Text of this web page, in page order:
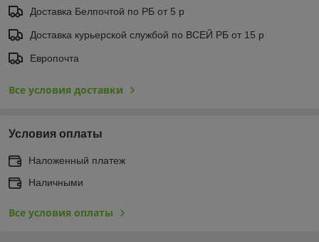
Доставка Белпочтой по РБ от 5 р
Доставка курьерской службой по ВСЕЙ РБ от 15 р
Европочта
Все условия доставки
Условия оплаты
Наложенный платеж
Наличными
Все условия оплаты